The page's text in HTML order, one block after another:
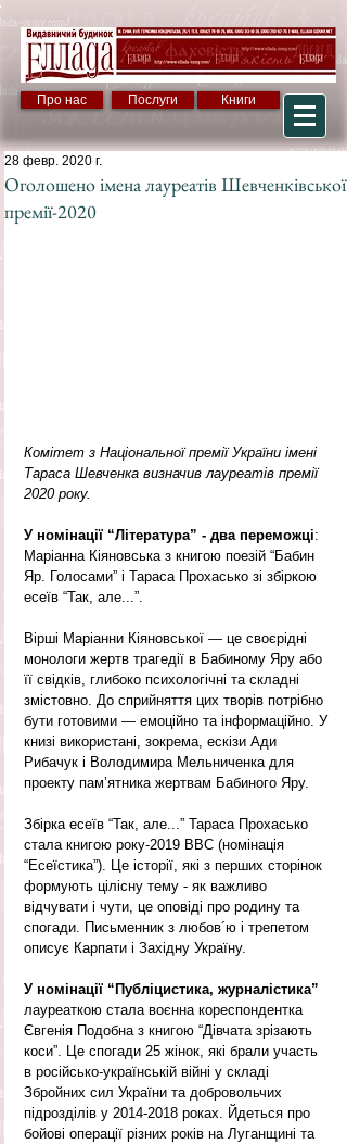
Про нас Послуги Книги
Оголошено імена лауреатів Шевченківської
премії-2020
28 февр. 2020 г.
Комітет з Національної премії України імені
Тараса Шевченка визначив лауреатів премії
2020 року.
У номінації “Література” - два переможці:
Маріанна Кіяновська з книгою поезій “Бабин
Яр. Голосами” і Тараса Прохасько зі збіркою
есеїв “Так, але...”.
Вірші Маріанни Кіяновської — це своєрідні
монологи жертв трагедії в Бабиному Яру або
її свідків, глибоко психологічні та складні
змістовно. До сприйняття цих творів потрібно
бути готовими — емоційно та інформаційно. У
книзі використані, зокрема, ескізи Ади
Рибачук і Володимира Мельниченка для
проекту пам’ятника жертвам Бабиного Яру.
Збірка есеїв “Так, але...” Тараса Прохасько
стала книгою року-2019 BBC (номінація
“Есеїстика”). Це історії, які з перших сторінок
формують цілісну тему - як важливо
відчувати і чути, це оповіді про родину та
спогади. Письменник з любов´ю і трепетом
описує Карпати і Західну Україну.
У номінації “Публіцистика, журналістика”
лауреаткою стала воєнна кореспондентка
Євгенія Подобна з книгою “Дівчата зрізають
коси”. Це спогади 25 жінок, які брали участь
в російсько-українській війні у складі
Збройних сил України та добровольчих
підрозділів у 2014-2018 роках. Йдеться про
бойові операції різних років на Луганщині та